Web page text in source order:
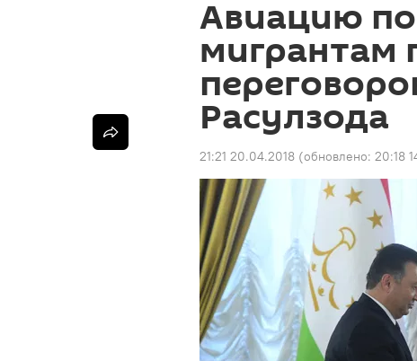
Авиацию
мигрантам
Расулзода
21:21 20.04.2018 (обновлено: 20:18